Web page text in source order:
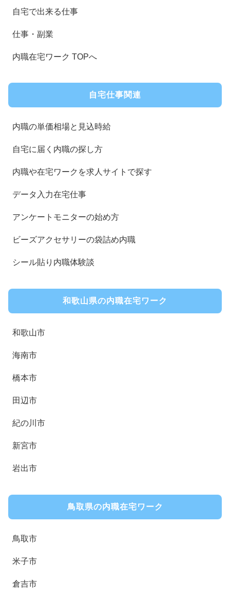
自宅で出来る仕事
仕事・副業
内職在宅ワーク TOPへ
自宅仕事関連
内職の単価相場と見込時給
自宅に届く内職の探し方
内職や在宅ワークを求人サイトで探す
データ入力在宅仕事
アンケートモニターの始め方
ビーズアクセサリーの袋詰め内職
シール貼り内職体験談
和歌山県の内職在宅ワーク
和歌山市
海南市
橋本市
田辺市
紀の川市
新宮市
岩出市
鳥取県の内職在宅ワーク
鳥取市
米子市
倉吉市